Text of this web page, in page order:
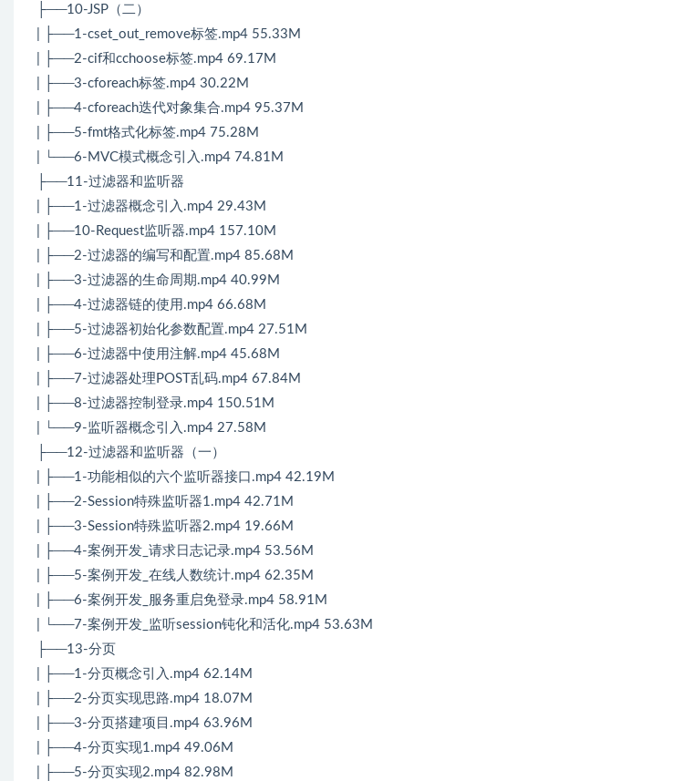
├──10-JSP（二）
| ├──1-cset_out_remove标签.mp4 55.33M
| ├──2-cif和cchoose标签.mp4 69.17M
| ├──3-cforeach标签.mp4 30.22M
| ├──4-cforeach迭代对象集合.mp4 95.37M
| ├──5-fmt格式化标签.mp4 75.28M
| └──6-MVC模式概念引入.mp4 74.81M
├──11-过滤器和监听器
| ├──1-过滤器概念引入.mp4 29.43M
| ├──10-Request监听器.mp4 157.10M
| ├──2-过滤器的编写和配置.mp4 85.68M
| ├──3-过滤器的生命周期.mp4 40.99M
| ├──4-过滤器链的使用.mp4 66.68M
| ├──5-过滤器初始化参数配置.mp4 27.51M
| ├──6-过滤器中使用注解.mp4 45.68M
| ├──7-过滤器处理POST乱码.mp4 67.84M
| ├──8-过滤器控制登录.mp4 150.51M
| └──9-监听器概念引入.mp4 27.58M
├──12-过滤器和监听器（一）
| ├──1-功能相似的六个监听器接口.mp4 42.19M
| ├──2-Session特殊监听器1.mp4 42.71M
| ├──3-Session特殊监听器2.mp4 19.66M
| ├──4-案例开发_请求日志记录.mp4 53.56M
| ├──5-案例开发_在线人数统计.mp4 62.35M
| ├──6-案例开发_服务重启免登录.mp4 58.91M
| └──7-案例开发_监听session钝化和活化.mp4 53.63M
├──13-分页
| ├──1-分页概念引入.mp4 62.14M
| ├──2-分页实现思路.mp4 18.07M
| ├──3-分页搭建项目.mp4 63.96M
| ├──4-分页实现1.mp4 49.06M
| ├──5-分页实现2.mp4 82.98M